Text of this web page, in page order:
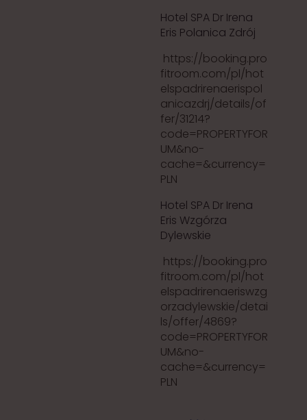
Hotel SPA Dr Irena
Eris Polanica Zdrój
https://booking.pro
fitroom.com/pl/hot
elspadrirenaerispol
anicazdrj/details/of
fer/31214?
code=PROPERTYFOR
UM&no-
cache=&currency=
PLN
Hotel SPA Dr Irena
Eris Wzgórza
Dylewskie
https://booking.pro
fitroom.com/pl/hot
elspadrirenaeriswzg
orzadylewskie/detai
ls/offer/4869?
code=PROPERTYFOR
UM&no-
cache=&currency=
PLN